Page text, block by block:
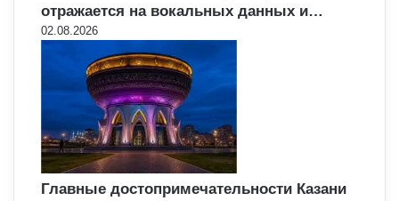
отражается на вокальных данных и…
02.08.2026
Главные достопримечательности Казани